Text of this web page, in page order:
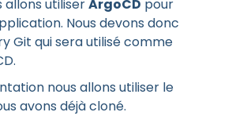
allons utiliserArgoCD pour
Nous devons donc
Git qui sera utilisé comme
nous allons utiliser le
avons déjà cloné.